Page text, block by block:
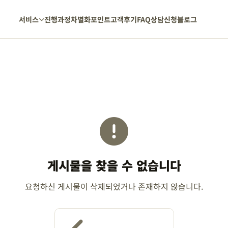
서비스 진행과정차별화포인트고객후기FAQ상담신청블로그
게시물을 찾을 수 없습니다
요청하신 게시물이 삭제되었거나 존재하지 않습니다.